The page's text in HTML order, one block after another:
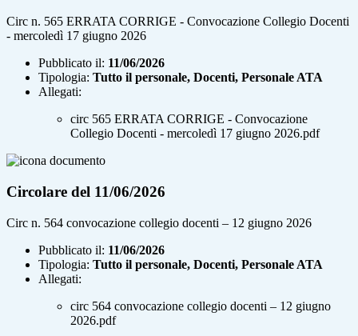
Circ n. 565 ERRATA CORRIGE - Convocazione Collegio Docenti
- mercoledì 17 giugno 2026
Pubblicato il: 11/06/2026
Tipologia: Tutto il personale, Docenti, Personale ATA
Allegati:
circ 565 ERRATA CORRIGE - Convocazione
Collegio Docenti - mercoledì 17 giugno 2026.pdf
Circolare del 11/06/2026
Circ n. 564 convocazione collegio docenti – 12 giugno 2026
Pubblicato il: 11/06/2026
Tipologia: Tutto il personale, Docenti, Personale ATA
Allegati:
circ 564 convocazione collegio docenti – 12 giugno
2026.pdf